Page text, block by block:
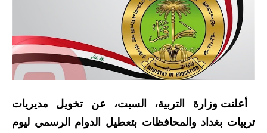
المنح المالية
قطع الاراضي
اخبار العراق
الاخبار السياسية
الاخبار الامنية
أعلنت وزارة التربية، السبت، عن تخويل مديريات
تربيات بغداد والمحافظات بتعطيل الدوام الرسمي ليوم